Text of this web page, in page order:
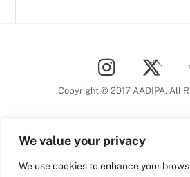
We value your privacy
We use cookies to enhance your
To
Top
Copyright © 2017 AADIPA. All